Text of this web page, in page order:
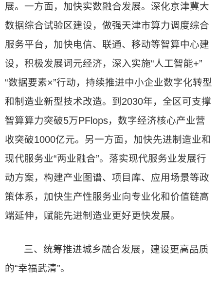
展。一方面，加快实数融合发展。深化京津冀大
数据综合试验区建设，做强天津市算力调度综合
服务平台，加快电信、联通、移动等智算中心建
设，积极发展词元经济，深入实施“人工智能+”
“数据要素×”行动，持续推进中小企业数字化转型
和制造业新型技术改造。到2030年，全区可支撑
智算算力突破5万PFlops，数字经济核心产业营
收突破1000亿元。另一方面，加快先进制造业和
现代服务业“两业融合”。落实现代服务业发展行
动方案，构建产业图谱、项目库、应用场景等政
策体系，加快生产性服务业向专业化和价值链高
端延伸，赋能先进制造业更好更快发展。
三、统筹推进城乡融合发展，建设更高品质
的“幸福武清”。